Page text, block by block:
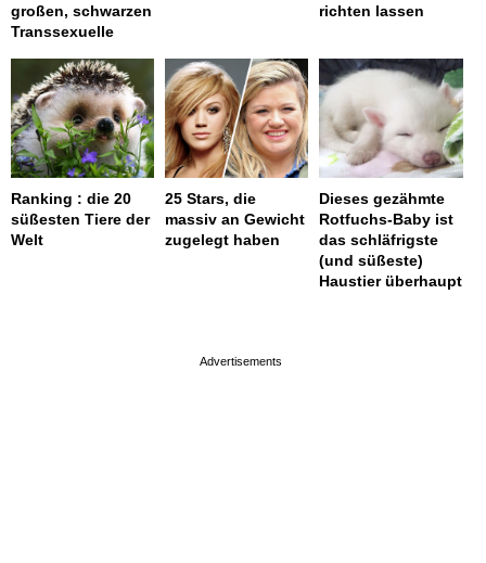
großen, schwarzen
Transsexuelle
richten lassen
Ranking : die 20
süßesten Tiere der
Welt
25 Stars, die
massiv an Gewicht
zugelegt haben
Dieses gezähmte
Rotfuchs-Baby ist
das schläfrigste
(und süßeste)
Haustier überhaupt